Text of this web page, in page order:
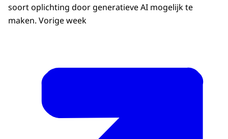
soort oplichting door generatieve AI mogelijk te
maken. Vorige week